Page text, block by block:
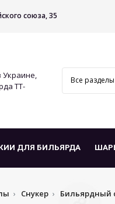
союза, 35
ДЛЯ БИЛЬЯРДА
Снукер Бильярдный